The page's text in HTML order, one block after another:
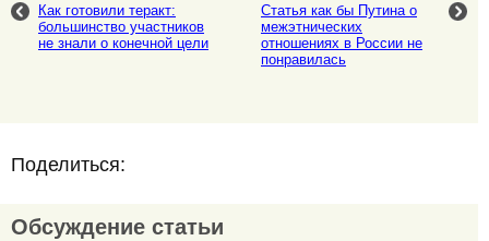
Как готовили теракт:
большинство участников
не знали о конечной цели
Статья как бы Путина о
межэтнических
отношениях в России не
понравилась
Поделиться:
Обсуждение статьи